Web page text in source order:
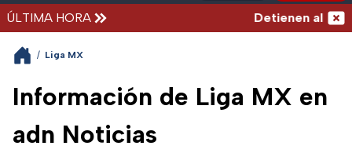
ÚLTIMA HORA Detienen al
/ Liga MX
Información de Liga MX en
adn Noticias